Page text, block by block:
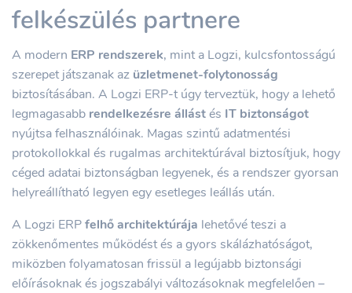
felkészülés partnere
A modern ERP rendszerek, mint a Logzi, kulcsfontosságú
szerepet játszanak az üzletmenet-folytonosság
biztosításában. A Logzi ERP-t úgy terveztük, hogy a lehető
legmagasabb rendelkezésre állástés IT biztonságot
nyújtsa felhasználóinak. Magas szintű adatmentési
protokollokkal és rugalmas architektúrával biztosítjuk, hogy
céged adatai biztonságban legyenek, és a rendszer gyorsan
helyreállítható legyen egy esetleges leállás után.
A Logzi ERPfelhő architektúrája lehetővé teszi a
zökkenőmentes működést és a gyors skálázhatóságot,
miközben folyamatosan frissül a legújabb biztonsági
előírásoknak és jogszabályi változásoknak megfelelően –